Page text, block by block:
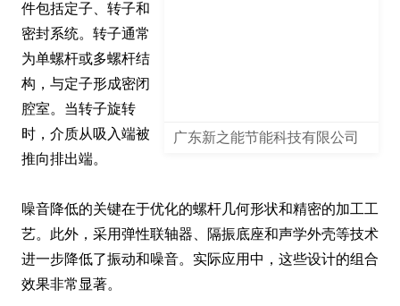
广东新之能节能科技有限公司
件包括定子、转子和
密封系统。转子通常
为单螺杆或多螺杆结
构，与定子形成密闭
腔室。当转子旋转
时，介质从吸入端被
推向排出端。
噪音降低的关键在于优化的螺杆几何形状和精密的加工工
艺。此外，采用弹性联轴器、隔振底座和声学外壳等技术
进一步降低了振动和噪音。实际应用中，这些设计的组合
效果非常显著。